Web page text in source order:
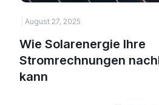
August 27, 2025
Wie Solarenergie Ihre
Stromrechnungen
kann